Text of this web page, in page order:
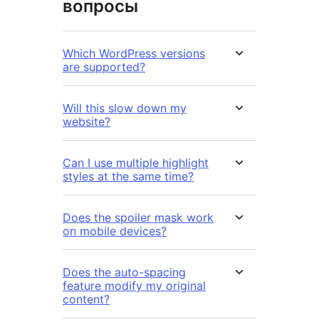
вопросы
Which WordPress versions
are supported?
Will this slow down my
website?
Can I use multiple highlight
styles at the same time?
Does the spoiler mask work
on mobile devices?
Does the auto-spacing
feature modify my original
content?